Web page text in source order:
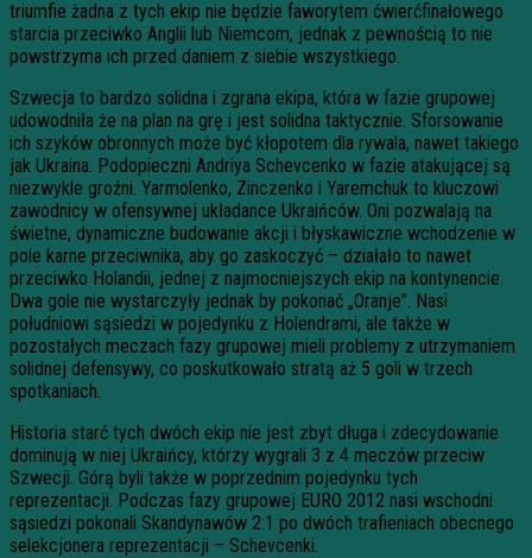
triumfie żadna z tych ekip nie będzie faworytem ćwierćfinałowego
starcia przeciwko Anglii lub Niemcom, jednak z pewnością to nie
powstrzyma ich przed daniem z siebie wszystkiego.
Szwecja to bardzo solidna i zgrana ekipa, która w fazie grupowej
udowodniła że na plan na grę i jest solidna taktycznie. Sforsowanie
ich szyków obronnych może być kłopotem dla rywala, nawet takiego
jak Ukraina. Podopieczni Andriya Schevcenko w fazie atakującej są
niezwykle groźni. Yarmolenko, Zinczenko i Yaremchuk to kluczowi
zawodnicy w ofensywnej układance Ukraińców. Oni pozwalają na
świetne, dynamiczne budowanie akcji i błyskawiczne wchodzenie w
pole karne przeciwnika, aby go zaskoczyć – działało to nawet
przeciwko Holandii, jednej z najmocniejszych ekip na kontynencie.
Dwa gole nie wystarczyły jednak by pokonać „Oranje”. Nasi
południowi sąsiedzi w pojedynku z Holendrami, ale także w
pozostałych meczach fazy grupowej mieli problemy z utrzymaniem
solidnej defensywy, co poskutkowało stratą aż 5 goli w trzech
spotkaniach.
Historia starć tych dwóch ekip nie jest zbyt długa i zdecydowanie
dominują w niej Ukraińcy, którzy wygrali 3 z 4 meczów przeciw
Szwecji. Górą byli także w poprzednim pojedynku tych
reprezentacji. Podczas fazy grupowej EURO 2012 nasi wschodni
sąsiedzi pokonali Skandynawów 2:1 po dwóch trafieniach obecnego
selekcjonera reprezentacji – Schevcenki.